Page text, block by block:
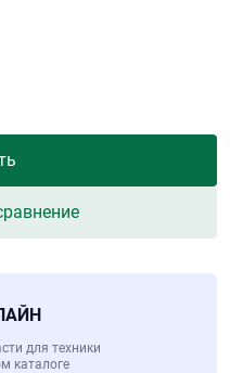
для техники
каталоге